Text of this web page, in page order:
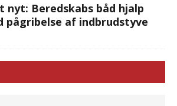
nyt: Beredskabs båd hjalp
pågribelse af indbrudstyve